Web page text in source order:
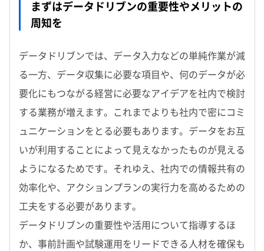
まずはデータドリブンの重要性やメリットの
周知を
データドリブンでは、データ入力などの単純作業が減
る一方、データ収集に必要な項目や、何のデータが必
要化にもつながる経営に必要なアイデアを社内で検討
する業務が増えます。これまでよりも社内で密にコミ
ュニケーションをとる必要もあります。データをお互
いが利用することによって見えなかったものが見える
ようになるためです。それゆえ、社内での情報共有の
効率化や、アクションプランの実行力を高めるための
工夫をする必要があります。
データドリブンの重要性や活用について指導するほ
か、事前計画や試験運用をリードできる人材を確保も